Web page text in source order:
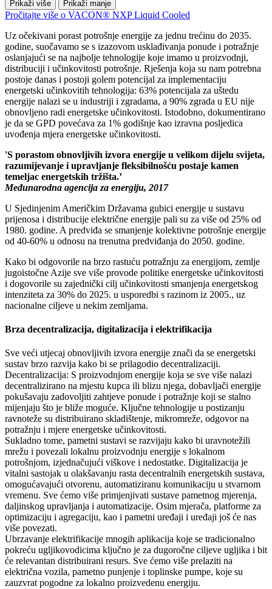
Prikaži više Prikaži manje
Pročitajte više o VACON® NXP Liquid Cooled
Uz očekivani porast potrošnje energije za jednu trećinu do 2035.
godine, suočavamo se s izazovom usklađivanja ponude i potražnje
oslanjajući se na najbolje tehnologije koje imamo u proizvodnji,
distribuciji i učinkovitosti potrošnje. Rješenja koja su nam potrebna
postoje danas i postoji golem potencijal za implementaciju
energetski učinkovitih tehnologija: 63% potencijala za uštedu
energije nalazi se u industriji i zgradama, a 90% zgrada u EU nije
obnovljeno radi energetske učinkovitosti. Istodobno, dokumentirano
je da se GPD povećava za 1% godišnje kao izravna posljedica
uvođenja mjera energetske učinkovitosti.
'S porastom obnovljivih izvora energije u velikom dijelu svijeta,
razumijevanje i upravljanje fleksibilnošću postaje kamen
temeljac energetskih tržišta.’
Međunarodna agencija za energiju, 2017
U Sjedinjenim Američkim Državama gubici energije u sustavu
prijenosa i distribucije električne energije pali su za više od 25% od
1980. godine. A predviđa se smanjenje kolektivne potrošnje energije
od 40-60% u odnosu na trenutna predviđanja do 2050. godine.
Kako bi odgovorile na brzo rastuću potražnju za energijom, zemlje
jugoistočne Azije sve više provode politike energetske učinkovitosti
i dogovorile su zajednički cilj učinkovitosti smanjenja energetskog
intenziteta za 30% do 2025. u usporedbi s razinom iz 2005., uz
nacionalne ciljeve u nekim zemljama.
Brza decentralizacija, digitalizacija i elektrifikacija
Sve veći utjecaj obnovljivih izvora energije znači da se energetski
sustav brzo razvija kako bi se prilagodio decentralizaciji.
Decentralizacija: S proizvodnjom energije koja se sve više nalazi
decentralizirano na mjestu kupca ili blizu njega, dobavljači energije
pokušavaju zadovoljiti zahtjeve ponude i potražnje koji se stalno
mijenjaju što je bliže moguće. Ključne tehnologije u postizanju
ravnoteže su distribuirano skladištenje, mikromreže, odgovor na
potražnju i mjere energetske učinkovitosti.
Sukladno tome, pametni sustavi se razvijaju kako bi uravnotežili
mrežu i povezali lokalnu proizvodnju energije s lokalnom
potrošnjom, izjednačujući viškove i nedostatke. Digitalizacija je
vitalni sastojak u olakšavanju rasta decentralnih energetskih sustava,
omogućavajući otvorenu, automatiziranu komunikaciju u stvarnom
vremenu. Sve ćemo više primjenjivati sustave pametnog mjerenja,
daljinskog upravljanja i automatizacije. Osim mjerača, platforme za
optimizaciju i agregaciju, kao i pametni uređaji i uređaji još će nas
više povezati.
Ubrzavanje elektrifikacije mnogih aplikacija koje se tradicionalno
pokreću ugljikovodicima ključno je za dugoročne ciljeve ugljika i bit
će relevantan distribuirani resurs. Sve ćemo više prelaziti na
električna vozila, pametno punjenje i toplinske pumpe, koje su
zauzvrat pogodne za lokalno proizvedenu energiju.